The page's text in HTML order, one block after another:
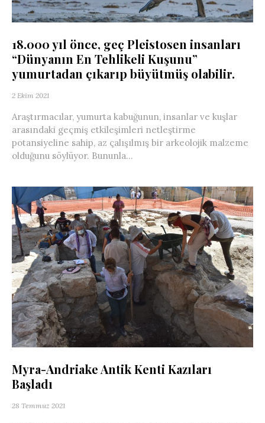
18.000 yıl önce, geç Pleistosen insanları
“Dünyanın En Tehlikeli Kuşunu”
yumurtadan çıkarıp büyütmüş olabilir.
2 Ekim 2021
Araştırmacılar, yumurta kabuğunun, insanlar ve kuşlar
arasındaki geçmiş etkileşimleri netleştirme
potansiyeline sahip, az çalışılmış bir arkeolojik malzeme
olduğunu söylüyor. Bununla...
Myra-Andriake Antik Kenti Kazıları
Başladı
28 Temmuz 2021